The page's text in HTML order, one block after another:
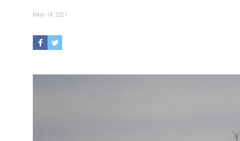
Mayo 14, 2021